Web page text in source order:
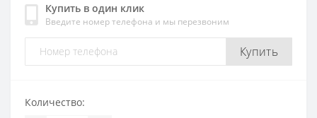
Купить в один клик
Введите номер телефона и мы перезвоним
Купить
Количество: